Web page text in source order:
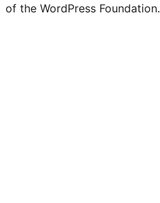
of the WordPress Foundation.